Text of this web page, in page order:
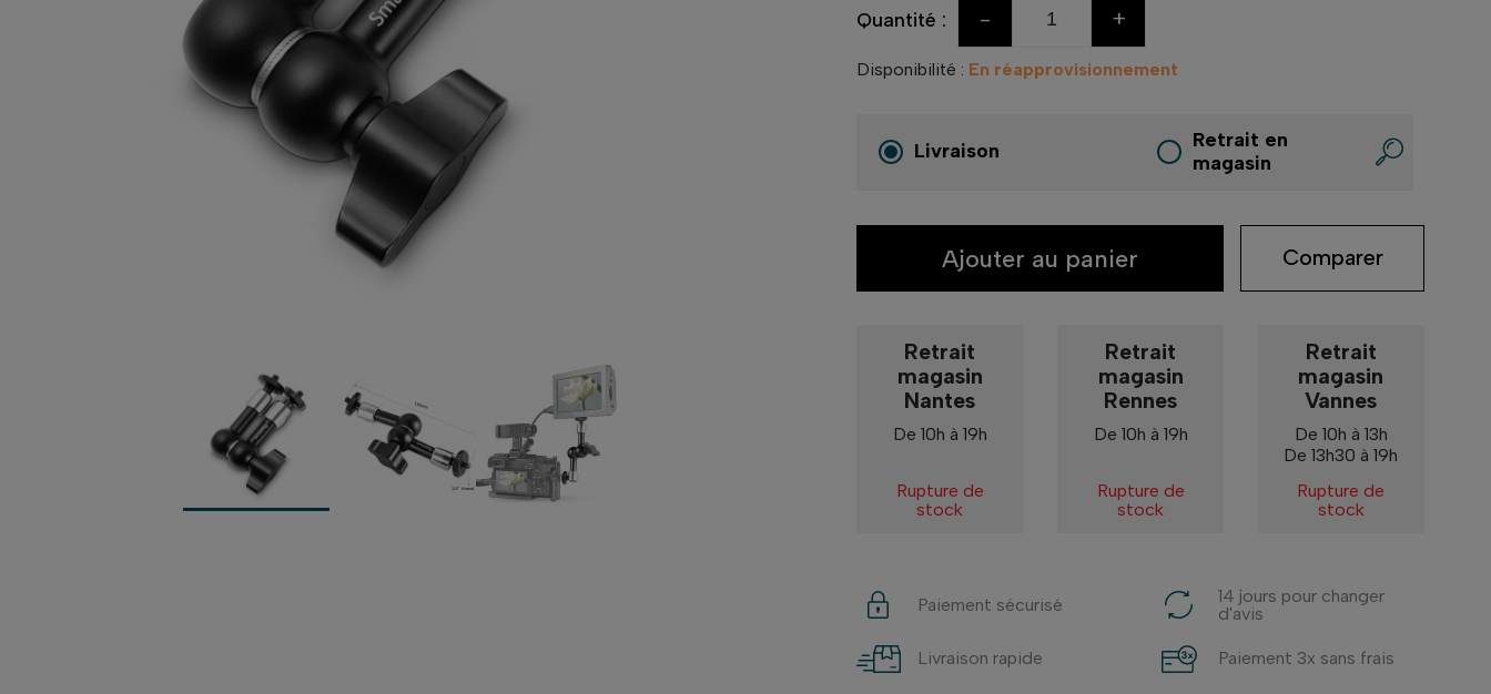
Quantité : - +
Disponibilité : En réapprovisionnement
Livraison
Retrait en
magasin
Ajouter au panier Comparer
Retrait
magasin
Nantes
De 10h à 19h
Rupture de
stock
Retrait
magasin
Rennes
De 10h à 19h
Rupture de
stock
Retrait
magasin
Vannes
De 10h à 13h
De 13h30 à 19h
Rupture de
stock
Paiement sécurisé
14 jours pour changer
d'avis
Livraison rapide Paiement 3x sans frais